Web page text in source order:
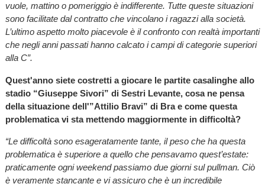
vuole, mattino o pomeriggio è indifferente. Tutte queste situazioni
sono facilitate dal contratto che vincolano i ragazzi alla società.
L’ultimo aspetto molto piacevole è il confronto con realtà importanti
che negli anni passati hanno calcato i campi di categorie superiori
alla C”.
Quest'anno siete costretti a giocare le partite casalinghe allo
stadio “Giuseppe Sivori” di Sestri Levante, cosa ne pensa
della situazione dell'”Attilio Bravi” di Bra e come questa
problematica vi sta mettendo maggiormente in difficoltà?
“Le difficoltà sono esageratamente tante, il peso che ha questa
problematica è superiore a quello che pensavamo quest’estate:
praticamente ogni weekend passiamo due giorni sul pullman. Ciò
è veramente stancante e vi assicuro che è un incredibile